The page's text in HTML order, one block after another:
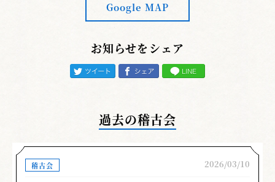
Google MAP
お知らせをシェア
過去の稽古会
稽古会 2026/03/10